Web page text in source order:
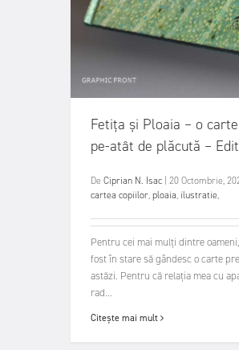
Fetița și Ploaia – o
pe-atât de plăcută –
De Ciprian N. Isac 20 Octombrie,
cartea copiilor,ploaia, ilustratie,
Pentru cei mai mulți dintre
fost în stare să gândesc o carte
astăzi. Pentru că relația mea cu
rad...
Citește mai mult